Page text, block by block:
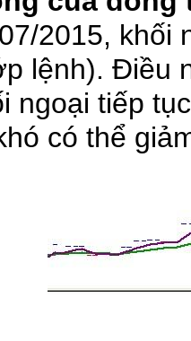
2015, khối
lệnh). Điều
ngoại tiếp
có thể